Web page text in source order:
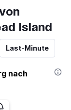
Island
Last-Minute
nach